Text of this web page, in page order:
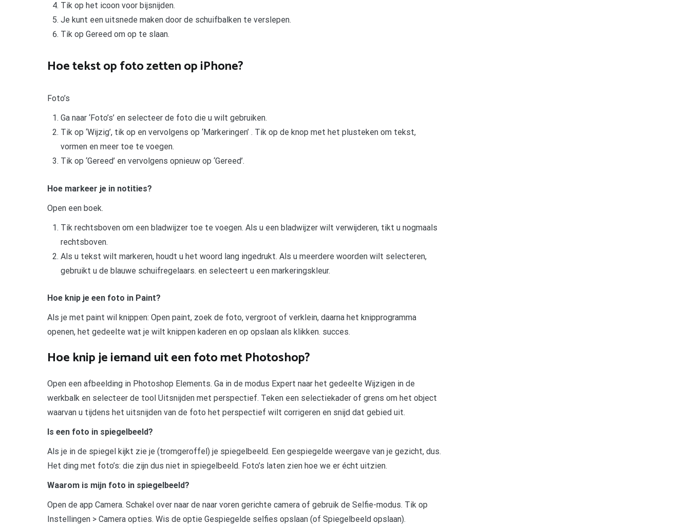
Tik op het icoon voor bijsnijden.
Je kunt een uitsnede maken door de schuifbalken te verslepen.
Tik op Gereed om op te slaan.
Hoe tekst op foto zetten op iPhone?
Foto’s
Ga naar ‘Foto’s’ en selecteer de foto die u wilt gebruiken.
Tik op ‘Wijzig’, tik op en vervolgens op ‘Markeringen’ . Tik op de knop met het plusteken om tekst,
vormen en meer toe te voegen.
Tik op ‘Gereed’ en vervolgens opnieuw op ‘Gereed’.
Hoe markeer je in notities?
Open een boek.
Tik rechtsboven om een bladwijzer toe te voegen. Als u een bladwijzer wilt verwijderen, tikt u nogmaals
rechtsboven.
Als u tekst wilt markeren, houdt u het woord lang ingedrukt. Als u meerdere woorden wilt selecteren,
gebruikt u de blauwe schuifregelaars. en selecteert u een markeringskleur.
Hoe knip je een foto in Paint?
Als je met paint wil knippen: Open paint, zoek de foto, vergroot of verklein, daarna het knipprogramma
openen, het gedeelte wat je wilt knippen kaderen en op opslaan als klikken. succes.
Hoe knip je iemand uit een foto met Photoshop?
Open een afbeelding in Photoshop Elements. Ga in de modus Expert naar het gedeelte Wijzigen in de
werkbalk en selecteer de tool Uitsnijden met perspectief. Teken een selectiekader of grens om het object
waarvan u tijdens het uitsnijden van de foto het perspectief wilt corrigeren en snijd dat gebied uit.
Is een foto in spiegelbeeld?
Als je in de spiegel kijkt zie je (tromgeroffel) je spiegelbeeld. Een gespiegelde weergave van je gezicht, dus.
Het ding met foto’s: die zijn dus niet in spiegelbeeld. Foto’s laten zien hoe we er écht uitzien.
Waarom is mijn foto in spiegelbeeld?
Open de app Camera. Schakel over naar de naar voren gerichte camera of gebruik de Selfie-modus. Tik op
Instellingen > Camera opties. Wis de optie Gespiegelde selfies opslaan (of Spiegelbeeld opslaan).